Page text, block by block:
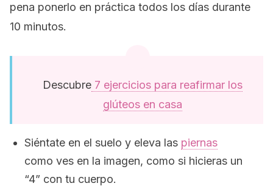
pena ponerlo en práctica todos los días durante
10 minutos.
Descubre 7 ejercicios para reafirmar los
glúteos en casa
Siéntate en el suelo y eleva las piernas
como ves en la imagen, como si hicieras un
“4” con tu cuerpo.